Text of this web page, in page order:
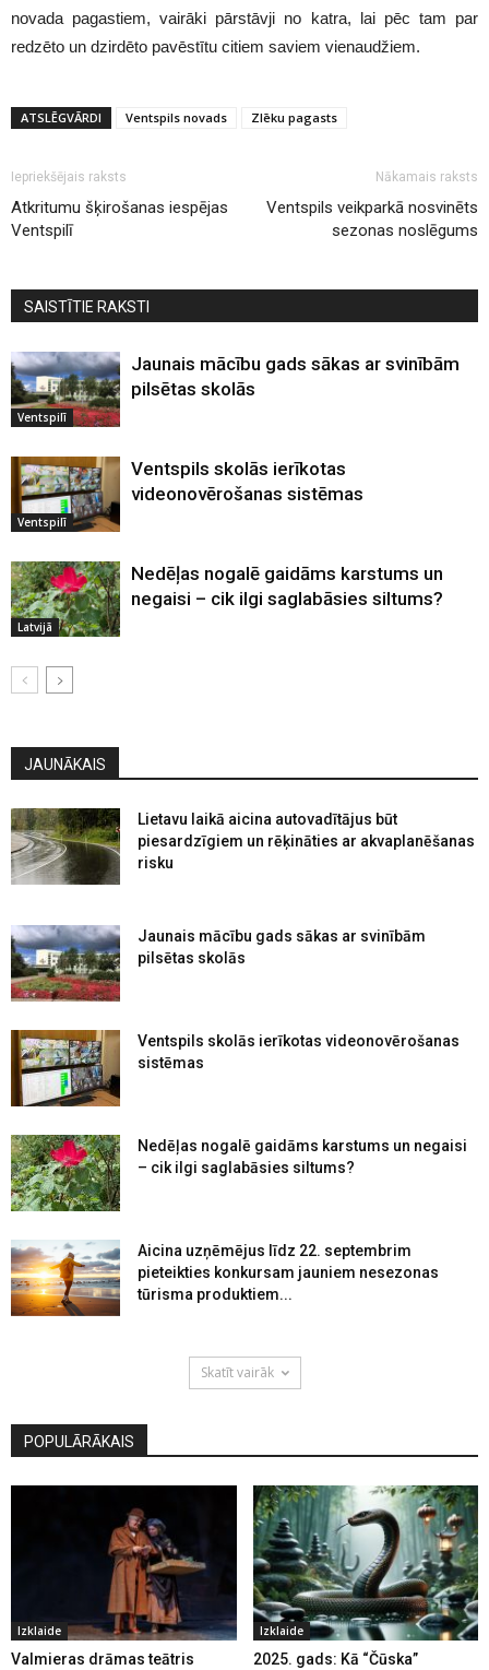
novada pagastiem, vairāki pārstāvji no katra, lai pēc tam par
redzēto un dzirdēto pavēstītu citiem saviem vienaudžiem.
ATSLĒGVĀRDI Ventspils novads Zlēku pagasts
Iepriekšējais raksts
Atkritumu šķirošanas iespējas
Ventspilī
Nākamais raksts
Ventspils veikparkā nosvinēts
sezonas noslēgums
SAISTĪTIE RAKSTI
Ventspilī
Jaunais mācību gads sākas ar svinībām
pilsētas skolās
Ventspilī
Ventspils skolās ierīkotas
videonovērošanas sistēmas
Latvijā
Nedēļas nogalē gaidāms karstums un
negaisi – cik ilgi saglabāsies siltums?
JAUNĀKAIS
Lietavu laikā aicina autovadītājus būt
piesardzīgiem un rēķināties ar akvaplanēšanas
risku
Jaunais mācību gads sākas ar svinībām
pilsētas skolās
Ventspils skolās ierīkotas videonovērošanas
sistēmas
Nedēļas nogalē gaidāms karstums un negaisi
– cik ilgi saglabāsies siltums?
Aicina uzņēmējus līdz 22. septembrim
pieteikties konkursam jauniem nesezonas
tūrisma produktiem...
Skatīt vairāk
POPULĀRĀKAIS
Izklaide
Valmieras drāmas teātris
Izklaide
2025. gads: Kā “Čūska”